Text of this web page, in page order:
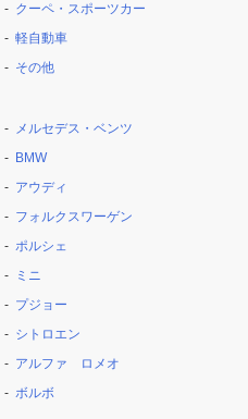
クーペ・スポーツカー
軽自動車
その他
メルセデス・ベンツ
BMW
アウディ
フォルクスワーゲン
ポルシェ
ミニ
プジョー
シトロエン
アルファ ロメオ
ボルボ